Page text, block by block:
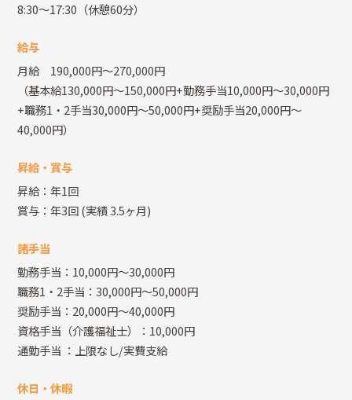
8:30～17:30（休憩60分）
給与
月給 190,000円～270,000円
（基本給130,000円～150,000円+勤務手当10,000円～30,000円
+職務1・2手当30,000円～50,000円+奨励手当20,000円～
40,000円）
昇給・賞与
昇給：年1回
賞与：年3回(実績 3.5ヶ月)
諸手当
勤務手当：10,000円～30,000円
職務1・2手当：30,000円～50,000円
奨励手当：20,000円～40,000円
資格手当（介護福祉士）：10,000円
通勤手当 ：上限なし/実費支給
休日・休暇